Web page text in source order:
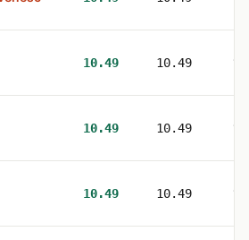
10.49 10.49 1
10.49 10.49 1
10.49 10.49 1